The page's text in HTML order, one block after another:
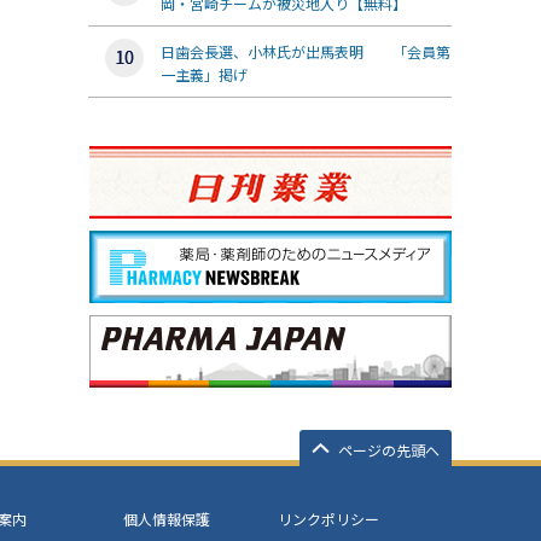
日歯会長選、小林氏が出馬表明 「会員第
一主義」掲げ
ページの先頭へ
内 個人情報保護
リンクポリシー